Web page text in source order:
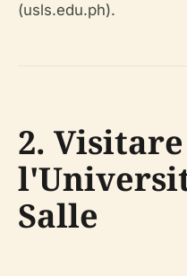
(usls.edu.ph).
2. Visitare
Salle